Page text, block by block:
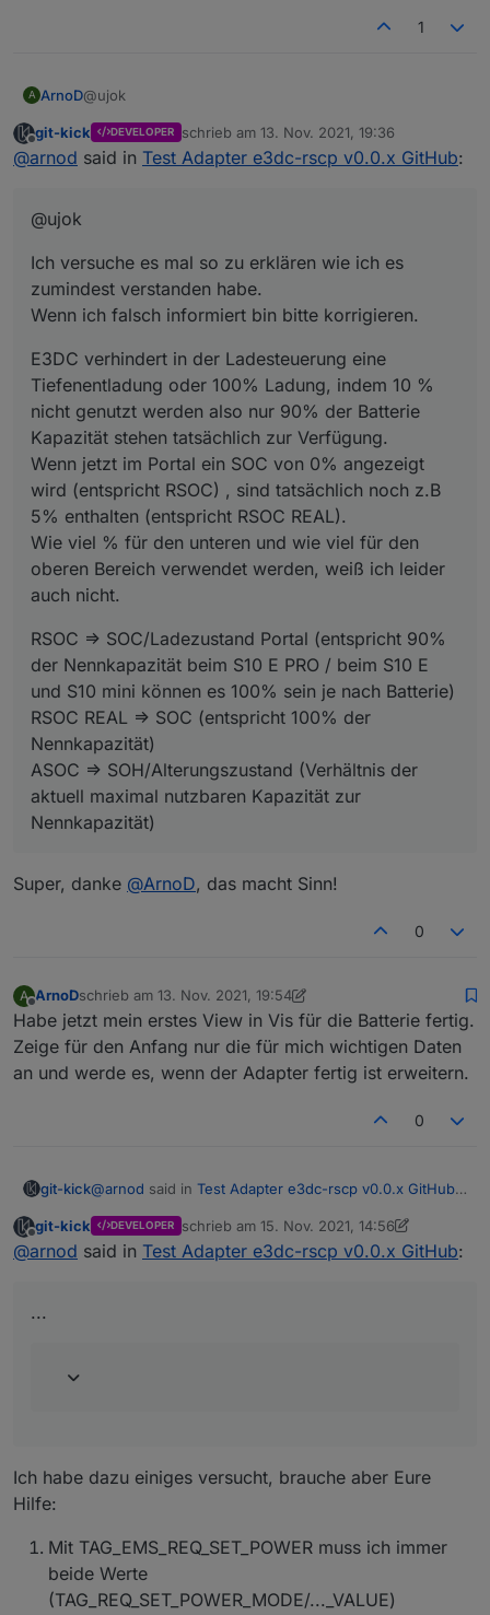
1
A ArnoD@ujok
Ich versuche es mal so zu erklären wie ich es
zumindest verstanden habe.
Wenn jetzt im Portal ein SOC von 0% angezeigt wird
(entspricht RSOC) , sind tatsächlich noch z.B 5%
Wie viel % für den unteren und wie viel für den oberen
können es 100% sein je nach Batterie)
RSOC REAL => SOC (entspricht 100% der Nennkapazität)
maximal nutzbaren Kapazität zur Nennkapazität)
Offline
git-kick DEVELOPER schrieb am 13. Nov. 2021, 19:36
zuletzt editiert von
@arnod said in Test Adapter e3dc-rscp v0.0.x GitHub:
@ujok
Ich versuche es mal so zu erklären wie ich es
zumindest verstanden habe.
Wenn ich falsch informiert bin bitte korrigieren.
E3DC verhindert in der Ladesteuerung eine
Tiefenentladung oder 100% Ladung, indem 10 %
nicht genutzt werden also nur 90% der Batterie
Kapazität stehen tatsächlich zur Verfügung.
Wenn jetzt im Portal ein SOC von 0% angezeigt
wird (entspricht RSOC) , sind tatsächlich noch z.B
5% enthalten (entspricht RSOC REAL).
Wie viel % für den unteren und wie viel für den
oberen Bereich verwendet werden, weiß ich leider
auch nicht.
RSOC => SOC/Ladezustand Portal (entspricht 90%
der Nennkapazität beim S10 E PRO / beim S10 E
und S10 mini können es 100% sein je nach Batterie)
RSOC REAL => SOC (entspricht 100% der
Nennkapazität)
ASOC => SOH/Alterungszustand (Verhältnis der
aktuell maximal nutzbaren Kapazität zur
Nennkapazität)
Super, danke @ArnoD, das macht Sinn!
0
A
Offline
ArnoDschrieb am 13. Nov. 2021, 19:54
zuletzt editiert von ArnoD
Habe jetzt mein erstes View in Vis für die Batterie fertig.
Zeige für den Anfang nur die für mich wichtigen Daten
an und werde es, wenn der Adapter fertig ist erweitern.
0
git-kick@arnod said in Test Adapter e3dc-rscp v0.0.x GitHub:
Ist es möglich bei EMS diese Tags noch mit
Offline
git-kick DEVELOPER schrieb am 15. Nov. 2021, 14:56
zuletzt editiert von git-kick
@arnod said in Test Adapter e3dc-rscp v0.0.x GitHub:
...
Ich habe dazu einiges versucht, brauche aber Eure
Hilfe:
Mit TAG_EMS_REQ_SET_POWER muss ich immer
beide Werte
(TAG_REQ_SET_POWER_MODE/..._VALUE)